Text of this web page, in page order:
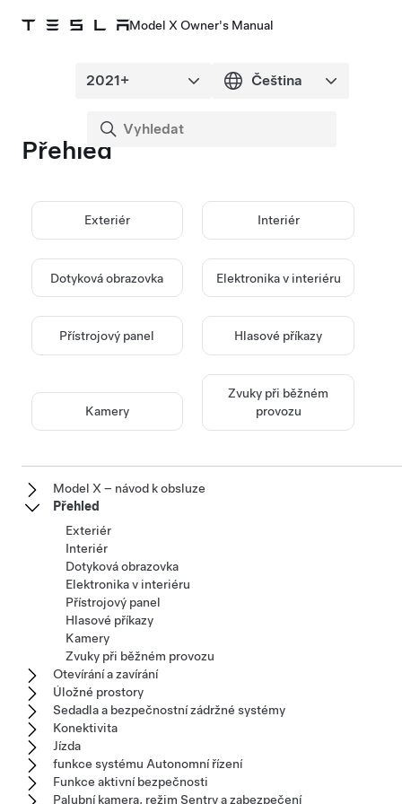
Model X Owner's Manual
Přehled
Exteriér Interiér
Dotyková obrazovka Elektronika v interiéru
Přístrojový panel Hlasové příkazy
Kamery
Zvuky při běžném
provozu
Model X – návod k obsluze
Přehled
Exteriér
Interiér
Dotyková obrazovka
Elektronika v interiéru
Přístrojový panel
Hlasové příkazy
Kamery
Zvuky při běžném provozu
Otevírání a zavírání
Úložné prostory
Sedadla a bezpečnostní zádržné systémy
Konektivita
Jízda
funkce systému Autonomní řízení
Funkce aktivní bezpečnosti
Palubní kamera, režim Sentry a zabezpečení